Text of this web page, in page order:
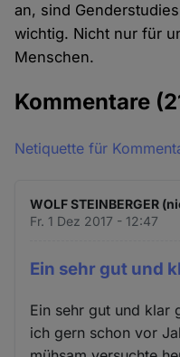
an, sind
wichtig. Nicht nur für
Menschen.
Kommentare
Netiquette für
WOLF STEINBERGER
Fr. 1 Dez 2017 - 12:47
Ein sehr gut und
Ein sehr gut und klar
ich gern schon vor